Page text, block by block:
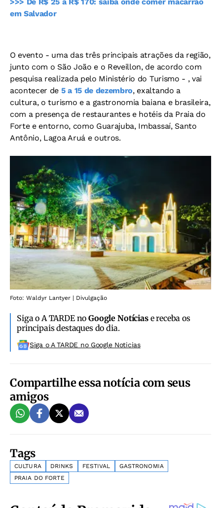
em Salvador
O evento - uma das três principais atrações da região,
junto com o São João e o Reveillon, de acordo com
pesquisa realizada pelo Ministério do Turismo - , vai
acontecer de 5 a 15 de dezembro, exaltando a
cultura, o turismo e a gastronomia baiana e brasileira,
com a presença de restaurantes e hotéis da Praia do
Forte e entorno, como Guarajuba, Imbassaí, Santo
Antônio, Lagoa Aruá e outros.
Foto: Waldyr Lantyer | Divulgação
Siga o A TARDE noGoogle Notíciase receba os
principais destaques do dia.
Siga o A TARDE no Google Noticias
Compartilhe essa notícia com seus
amigos
Tags
CULTURA DRINKS FESTIVAL
GASTRONOMIA
PRAIA DO FORTE